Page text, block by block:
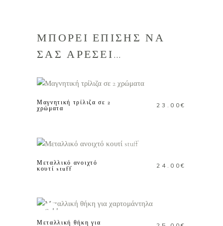
ΜΠΟΡΕΙ ΕΠΙΣΗΣ ΝΑ
ΣΑΣ ΑΡΕΣΕΙ…
Μαγνητική τρίλιζα σε 2
χρώματα
23.00€
Μεταλλικό ανοιχτό
κουτί stuff
24.00€
Sold
Μεταλλική θήκη για